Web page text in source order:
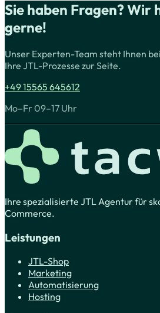
Sie haben Fragen? Wir
gerne!
Unser Experten-Team steht Ihnen
Ihre JTL-Prozesse zur Seite.
+49 15565 645612
Mo–Fr 09–17 Uhr
Ihre spezialisierte JTL Agentur für
Commerce.
Leistungen
JTL-Shop
Marketing
Automatisierung
Hosting